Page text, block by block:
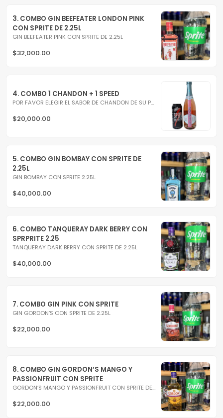
3. COMBO GIN BEEFEATER LONDON PINK
CON SPRITE DE 2.25L
GIN BEEFEATER PINK CON SPRITE DE 2.25L
$32,000.00
4. COMBO 1 CHANDON + 1 SPEED
POR FAVOR ELEGIR EL SABOR DE CHANDON DE SU PREFERENCIA...
$20,000.00
5. COMBO GIN BOMBAY CON SPRITE DE
2.25L
GIN BOMBAY CON SPRITE 2.25L
$40,000.00
6. COMBO TANQUERAY DARK BERRY CON
SPRPRITE 2.25
TANQUERAY DARK BERRY CON SPRITE DE 2.25L
$40,000.00
7. COMBO GIN PINK CON SPRITE
GIN GORDON’S CON SPRITE DE 2.25L
$22,000.00
8. COMBO GIN GORDON’S MANGO Y
PASSIONFRUIT CON SPRITE
GORDON’S MANGO Y PASSIONFRUIT CON SPRITE DE 2.25L
$22,000.00